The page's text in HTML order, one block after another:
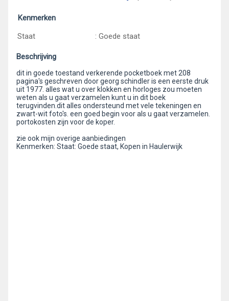
Kenmerken
Staat
: Goede staat
Beschrijving
dit in goede toestand verkerende pocketboek met 208
pagina's geschreven door georg schindler is een eerste druk
uit 1977. alles wat u over klokken en horloges zou moeten
weten als u gaat verzamelen kunt u in dit boek
terugvinden.dit alles ondersteund met vele tekeningen en
zwart-wit foto's. een goed begin voor als u gaat verzamelen.
portokosten zijn voor de koper.
zie ook mijn overige aanbiedingen
Kenmerken: Staat: Goede staat, Kopen in Haulerwijk